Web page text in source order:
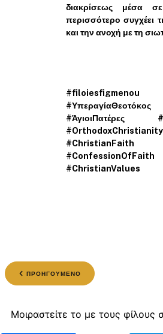
διακρίσεως μέσα
περισσότερο συγχέει
και την ανοχή με τη
#filoiesfigmenou
#ΆγιοιΠατέρες
#ChristianValues
ΠΡΟΗΓΟΥΜΕΝΟ
Μοιραστείτε το με τους φίλους